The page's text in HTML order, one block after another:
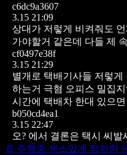
c6dc9a3607
3.15 21:09
상대가 저렇게 비켜줘도
가야할거 같은데 다들 제
cf0497e38f
3.15 21:29
별개로 택배기사들 저렇
하는거 극혐 오피스 밀집
시간에 택배차 한대 있으
b050cd4ea1
3.15 22:47
오? 에서 결론은 택시 씨발
📄 주행중 센스있게 정차한